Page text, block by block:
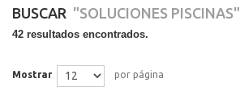
BUSCAR "SOLUCIONES PISCINAS"
42 resultados encontrados.
Mostrar por página